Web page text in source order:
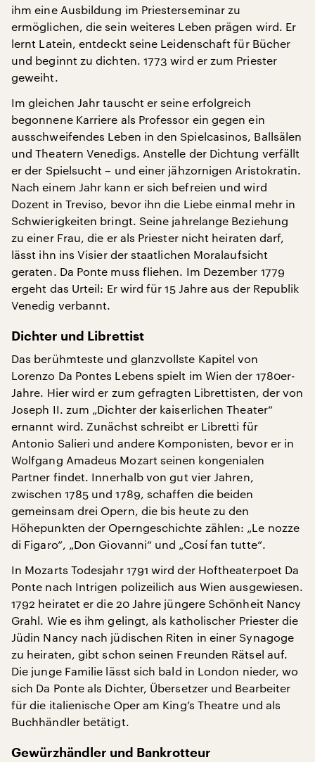
ihm eine Ausbildung im Priesterseminar zu
ermöglichen, die sein weiteres Leben prägen wird. Er
lernt Latein, entdeckt seine Leidenschaft für Bücher
und beginnt zu dichten. 1773 wird er zum Priester
geweiht.
Im gleichen Jahr tauscht er seine erfolgreich
begonnene Karriere als Professor ein gegen ein
ausschweifendes Leben in den Spielcasinos, Ballsälen
und Theatern Venedigs. Anstelle der Dichtung verfällt
er der Spielsucht – und einer jähzornigen Aristokratin.
Nach einem Jahr kann er sich befreien und wird
Dozent in Treviso, bevor ihn die Liebe einmal mehr in
Schwierigkeiten bringt. Seine jahrelange Beziehung
zu einer Frau, die er als Priester nicht heiraten darf,
lässt ihn ins Visier der staatlichen Moralaufsicht
geraten. Da Ponte muss fliehen. Im Dezember 1779
ergeht das Urteil: Er wird für 15 Jahre aus der Republik
Venedig verbannt.
Dichter und Librettist
Das berühmteste und glanzvollste Kapitel von
Lorenzo Da Pontes Lebens spielt im Wien der 1780er-
Jahre. Hier wird er zum gefragten Librettisten, der von
Joseph II. zum „Dichter der kaiserlichen Theater“
ernannt wird. Zunächst schreibt er Libretti für
Antonio Salieri und andere Komponisten, bevor er in
Wolfgang Amadeus Mozart seinen kongenialen
Partner findet. Innerhalb von gut vier Jahren,
zwischen 1785 und 1789, schaffen die beiden
gemeinsam drei Opern, die bis heute zu den
Höhepunkten der Operngeschichte zählen: „Le nozze
di Figaro“, „Don Giovanni“ und „Cosí fan tutte“.
In Mozarts Todesjahr 1791 wird der Hoftheaterpoet Da
Ponte nach Intrigen polizeilich aus Wien ausgewiesen.
1792 heiratet er die 20 Jahre jüngere Schönheit Nancy
Grahl. Wie es ihm gelingt, als katholischer Priester die
Jüdin Nancy nach jüdischen Riten in einer Synagoge
zu heiraten, gibt schon seinen Freunden Rätsel auf.
Die junge Familie lässt sich bald in London nieder, wo
sich Da Ponte als Dichter, Übersetzer und Bearbeiter
für die italienische Oper am King’s Theatre und als
Buchhändler betätigt.
Gewürzhändler und Bankrotteur